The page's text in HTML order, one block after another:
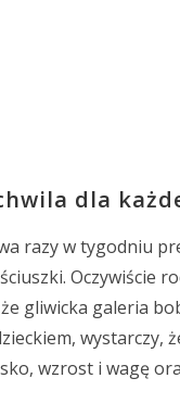
dla
razy w tygodniu
Oczywiście
gliwicka galeria
wystarczy,
wzrost i wagę